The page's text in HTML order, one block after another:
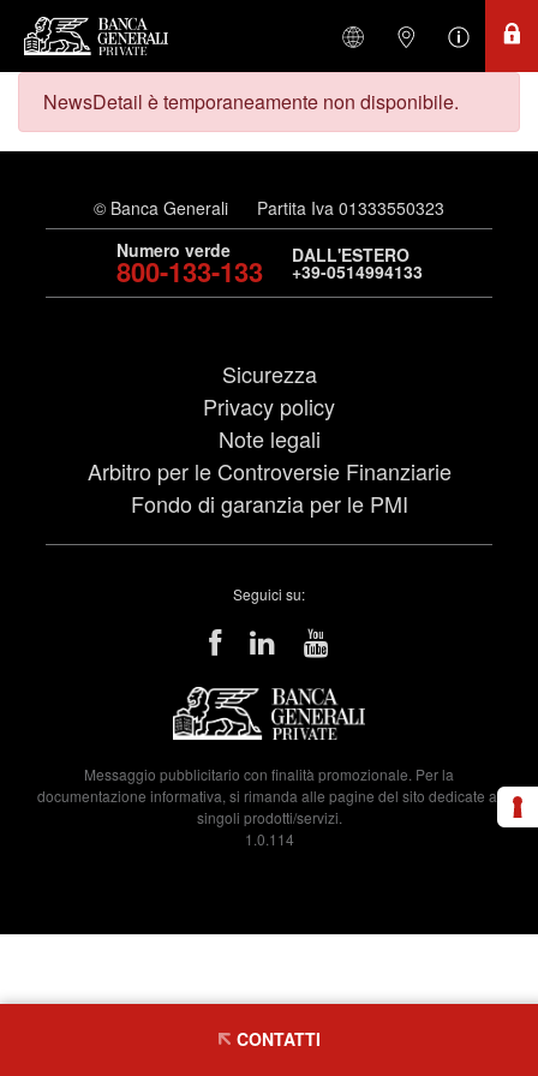
NewsDetail è temporaneamente non disponibile.
© Banca Generali
Partita Iva 01333550323
Numero verde
800-133-133 DALL'ESTERO
+39-0514994133
Sicurezza
Privacy policy
Note legali
Arbitro per le Controversie Finanziarie
Fondo di garanzia per le PMI
Seguici su:
Messaggio pubblicitario con finalità promozionale. Per la
documentazione informativa, si rimanda alle pagine del sito dedicate ai
singoli prodotti/servizi.
1.0.114
CONTATTI